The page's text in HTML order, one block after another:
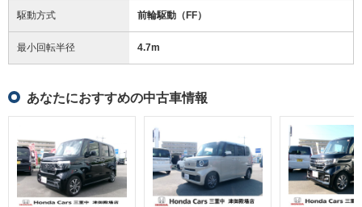
駆動方式 前輪駆動（FF）
最小回転半径 4.7m
あなたにおすすめの中古車情報